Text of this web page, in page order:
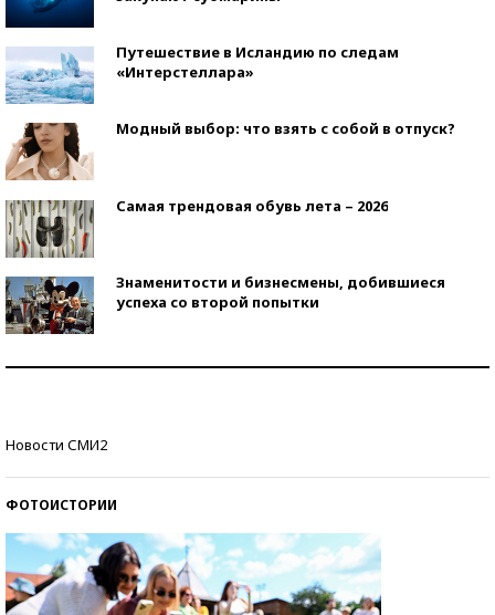
Путешествие в Исландию по следам
«Интерстеллара»
Модный выбор: что взять с собой в отпуск?
Самая трендовая обувь лета – 2026
Знаменитости и бизнесмены, добившиеся
успеха со второй попытки
Новости СМИ2
ФОТОИСТОРИИ